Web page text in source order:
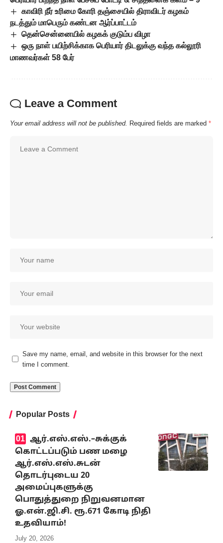
காவிரி நீர் உரிமை கோரி தஞ்சையில் திராவிடர் கழகம்
நடத்தும் மாபெரும் கண்டன ஆர்ப்பாட்டம்
தென்சென்னையில் கழகக் குடும்ப விழா
ஒரு நாள் பயிற்சிக்காக பெரியார் திடலுக்கு வந்த கல்லூரி
மாணவர்கள் 58 பேர்
Leave a Comment
Your email address will not be published. Required fields are marked *
Save my name, email, and website in this browser for the next
time I comment.
Popular Posts
ஆர்.எஸ்.எஸ்.–சுக்குக்
கொட்டப்படும் பண மழை
ஆர்.எஸ்.எஸ்.சுடன்
தொடர்புடைய 20
அமைப்புகளுக்கு
பொதுத்துறை நிறுவனமான
ஓ.என்.ஜி.சி. ரூ.671 கோடி நிதி
உதவியாம்!
July 20, 2026